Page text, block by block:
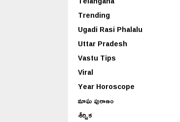
Trending
Ugadi Rasi Phalalu
Uttar Pradesh
Vastu Tips
Viral
Year Horoscope
మాఘ పురాణం
శీర్షిక